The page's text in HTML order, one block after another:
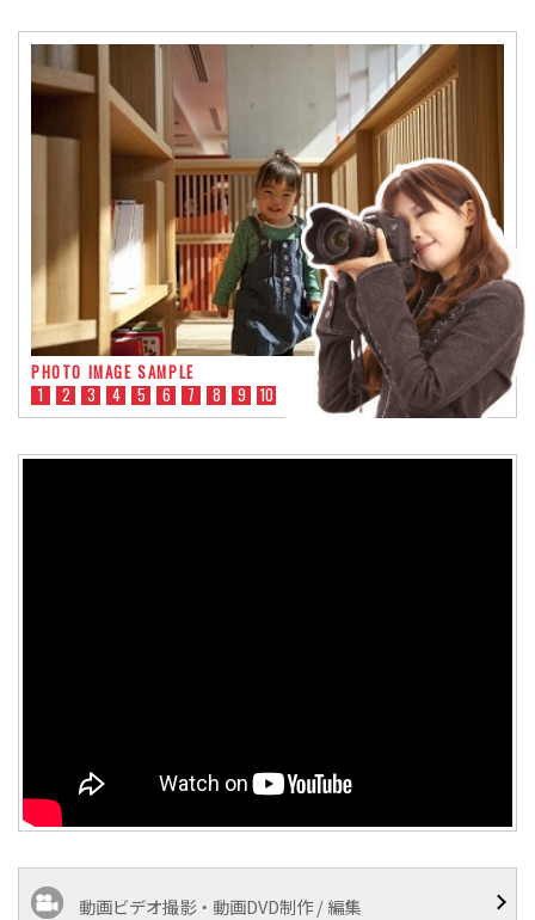
PHOTO IMAGE SAMPLE
1
2 3 4 5 6 7 8 9 10
動画ビデオ撮影・動画DVD制作 / 編集